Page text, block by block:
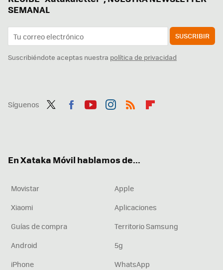
SEMANAL
SUSCRIBIR
Suscribiéndote aceptas nuestra política de privacidad
Síguenos
En Xataka Móvil hablamos de...
Movistar
Apple
Xiaomi
Aplicaciones
Guías de compra
Territorio Samsung
Android
5g
iPhone
WhatsApp